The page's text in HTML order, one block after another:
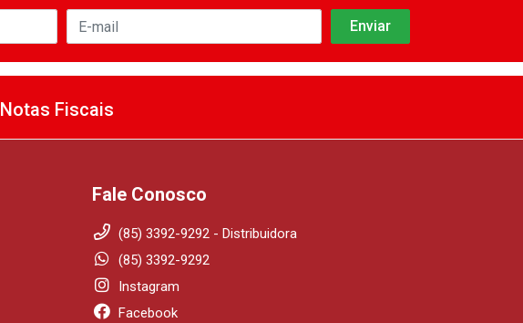
Notas Fiscais
Fale Conosco
(85) 3392-9292 - Distribuidora
(85) 3392-9292
Instagram
Facebook